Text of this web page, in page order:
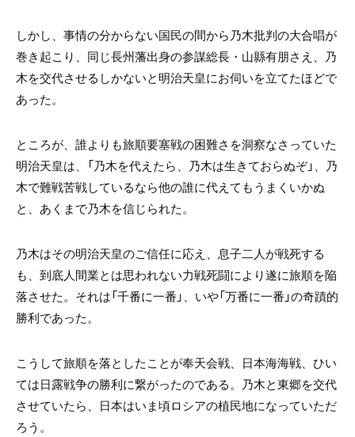
しかし、事情の分からない国民の間から乃木批判の大合唱が
巻き起こり、同じ長州藩出身の参謀総長・山縣有朋さえ、乃
木を交代させるしかないと明治天皇にお伺いを立てたほどで
あった。
ところが、誰よりも旅順要塞戦の困難さを洞察なさっていた
明治天皇は、「乃木を代えたら、乃木は生きておらぬぞ」、乃
木で難戦苦戦しているなら他の誰に代えてもうまくいかぬ
と、あくまで乃木を信じられた。
乃木はその明治天皇のご信任に応え、息子二人が戦死する
も、到底人間業とは思われない力戦死闘により遂に旅順を陥
落させた。それは「千番に一番」、いや「万番に一番」の奇蹟的
勝利であった。
こうして旅順を落としたことが奉天会戦、日本海海戦、ひい
ては日露戦争の勝利に繋がったのである。乃木と東郷を交代
させていたら、日本はいま頃ロシアの植民地になっていただ
ろう。